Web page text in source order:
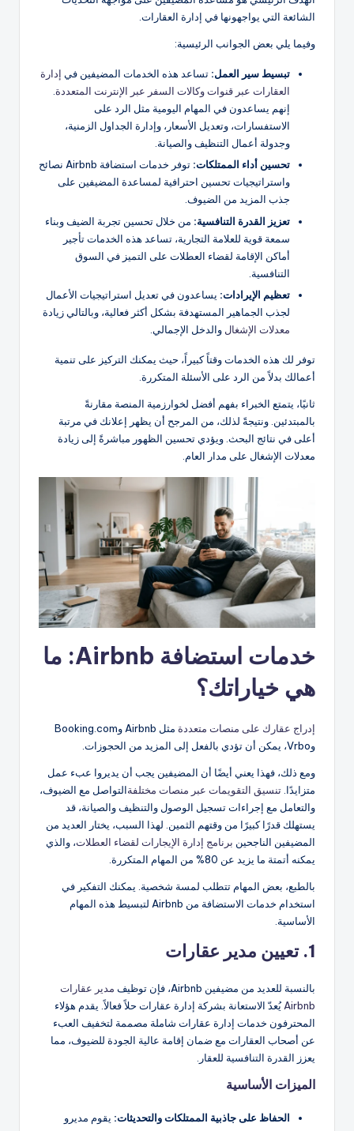
الشائعة التي يواجهونها في إدارة العقارات.
وفيما يلي بعض الجوانب الرئيسية:
تبسيط سير العمل: تساعد هذه الخدمات المضيفين في إدارة
العقارات عبر قنوات وكالات السفر عبر الإنترنت المتعددة.
إنهم يساعدون في المهام اليومية مثل الرد على
الاستفسارات، وتعديل الأسعار، وإدارة الجداول الزمنية،
وجدولة أعمال التنظيف والصيانة.
تحسين أداء الممتلكات:
توفر خدمات استضافة Airbnb نصائح
واستراتيجيات تحسين احترافية لمساعدة المضيفين على
جذب المزيد من الضيوف.
تعزيز القدرة التنافسية: من خلال تحسين تجربة الضيف وبناء
سمعة قوية للعلامة التجارية، تساعد هذه الخدمات تأجير
أماكن الإقامة لقضاء العطلات على التميز في السوق
التنافسية.
تعظيم الإيرادات: يساعدون في تعديل استراتيجيات الأعمال
لجذب الجماهير المستهدفة بشكل أكثر فعالية، وبالتالي زيادة
معدلات الإشغال والدخل الإجمالي.
توفر لك هذه الخدمات وقتاً كبيراً، حيث يمكنك التركيز على تنمية
أعمالك بدلاً من الرد على الأسئلة المتكررة.
ثانيًا، يتمتع الخبراء بفهم أفضل لخوارزمية المنصة مقارنةً
بالمبتدئين. ونتيجةً لذلك، من المرجح أن يظهر إعلانك في مرتبة
أعلى في نتائج البحث. ويؤدي تحسين الظهور مباشرةً إلى زيادة
معدلات الإشغال على مدار العام.
خدمات استضافة Airbnb: ما
هي خياراتك؟
إدراج عقارك على منصات متعددة
مثل Airbnb وBooking.com
وVrbo، يمكن أن تؤدي بالفعل إلى المزيد من الحجوزات.
ومع ذلك، فهذا يعني أيضًا أن المضيفين يجب أن يديروا عبء عمل
متزايدًا. تنسيق التقويمات عبر منصات مختلفةالتواصل مع الضيوف،
والتعامل مع إجراءات تسجيل الوصول والتنظيف والصيانة، قد
يستهلك قدرًا كبيرًا من وقتهم الثمين. لهذا السبب، يختار العديد من
المضيفين الناجحين برنامج إدارة الإيجارات لقضاء العطلات، والذي
يمكنه أتمتة ما يزيد عن 80% من المهام المتكررة.
بالطبع، بعض المهام تتطلب لمسة شخصية. يمكنك التفكير في
استخدام خدمات الاستضافة من Airbnb لتبسيط هذه المهام
الأساسية.
1. تعيين مدير عقارات
بالنسبة للعديد من مضيفين Airbnb، فإن توظيف
مدير عقارات
Airbnb يُعدّ الاستعانة بشركة إدارة عقارات حلاً فعالاً. يقدم هؤلاء
المحترفون خدمات إدارة عقارات شاملة مصممة لتخفيف العبء
عن أصحاب العقارات مع ضمان إقامة عالية الجودة للضيوف، مما
يعزز القدرة التنافسية للعقار.
الميزات الأساسية
الحفاظ على جاذبية الممتلكات والتحديثات: يقوم مديرو